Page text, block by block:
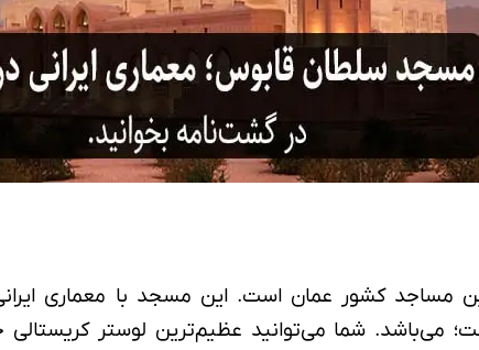
که نمادی از ۵ رکن اسلام است؛ می‌باشد. شما می‌توانید